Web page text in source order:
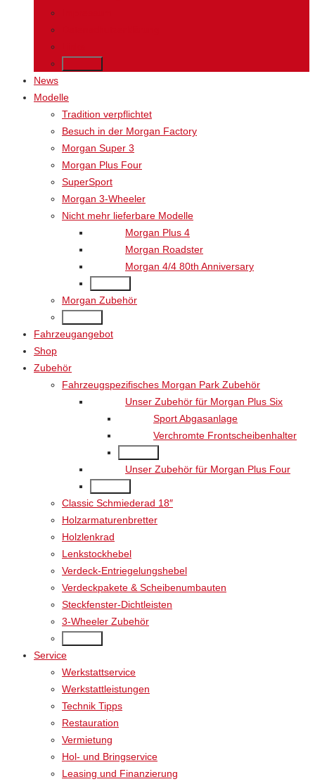
News
Modelle
Tradition verpflichtet
Besuch in der Morgan Factory
Morgan Super 3
Morgan Plus Four
SuperSport
Morgan 3-Wheeler
Nicht mehr lieferbare Modelle
Morgan Plus 4
Morgan Roadster
Morgan 4/4 80th Anniversary
Morgan Zubehör
Fahrzeugangebot
Shop
Zubehör
Fahrzeugspezifisches Morgan Park Zubehör
Unser Zubehör für Morgan Plus Six
Sport Abgasanlage
Verchromte Frontscheibenhalter
Unser Zubehör für Morgan Plus Four
Classic Schmiederad 18″
Holzarmaturenbretter
Holzlenkrad
Lenkstockhebel
Verdeck-Entriegelungshebel
Verdeckpakete & Scheibenumbauten
Steckfenster-Dichtleisten
3-Wheeler Zubehör
Service
Werkstattservice
Werkstattleistungen
Technik Tipps
Restauration
Vermietung
Hol- und Bringservice
Leasing und Finanzierung